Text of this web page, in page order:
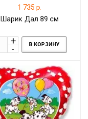
1 735 р.
Шарик Дал 89 см
В КОРЗИНУ